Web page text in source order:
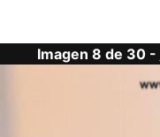
Imagen 8 de 30 -